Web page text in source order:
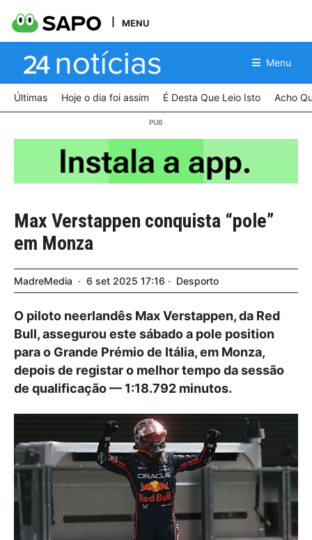
MENU
Menu
Últimas Hoje o dia foi assim É Desta Que Leio Isto Acho
Max Verstappen conquista “pole”
em Monza
MadreMedia 6 set 2025 17:16 Desporto
O piloto neerlandês Max Verstappen, da Red
Bull, assegurou este sábado a pole position
para o Grande Prémio de Itália, em Monza,
depois de registar o melhor tempo da sessão
de qualificação — 1:18.792 minutos.